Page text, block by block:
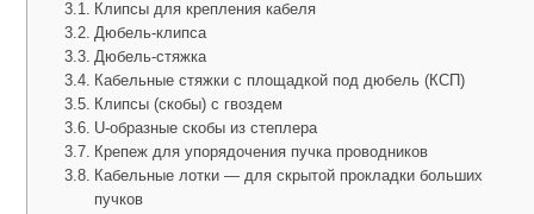
Клипсы для крепления кабеля
Дюбель-клипса
Дюбель-стяжка
Кабельные стяжки с площадкой под дюбель (КСП)
Клипсы (скобы) с гвоздем
U-образные скобы из степлера
Крепеж для упорядочения пучка проводников
Кабельные лотки — для скрытой прокладки больших
пучков